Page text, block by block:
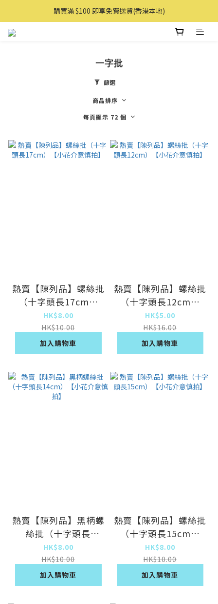
購買滿 $100 即享免費送貨(香港本地)
購買滿 $100 即享免費送貨(香港本地)
一字批
篩選
商品排序
每頁顯示 72 個
熱賣【陳列品】螺絲批
（十字頭長17cm）
【小花介意慎拍】
HK$8.00
HK$10.00
加入購物車
熱賣【陳列品】螺絲批
（十字頭長12cm）
【小花介意慎拍】
HK$5.00
HK$16.00
加入購物車
熱賣【陳列品】黑柄螺
絲批（十字頭長
14cm）【小花介意慎
拍】
HK$8.00
HK$10.00
加入購物車
熱賣【陳列品】螺絲批
（十字頭長15cm）
【小花介意慎拍】
HK$8.00
HK$10.00
加入購物車